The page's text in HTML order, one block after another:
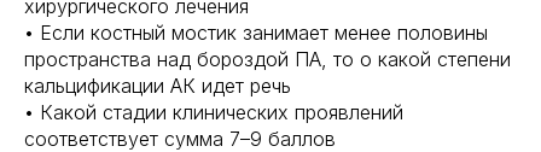
хирургического лечения
• Если костный мостик занимает менее половины
пространства над бороздой ПА, то о какой степени
кальцификации АК идет речь
• Какой стадии клинических проявлений
соответствует сумма 7–9 баллов